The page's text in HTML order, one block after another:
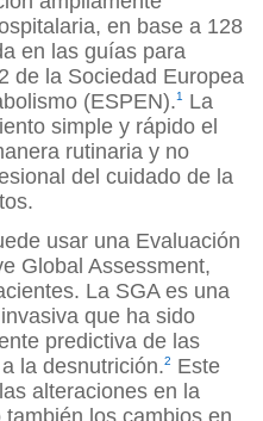
en base a 128
en las guías para
de la Sociedad Europea
(ESPEN).1
La
simple y rápido el
rutinaria y no
del cuidado de la
usar una Evaluación
Global Assessment,
La SGA es una
que ha sido
predictiva de las
la desnutrición.2
Este
alteraciones en la